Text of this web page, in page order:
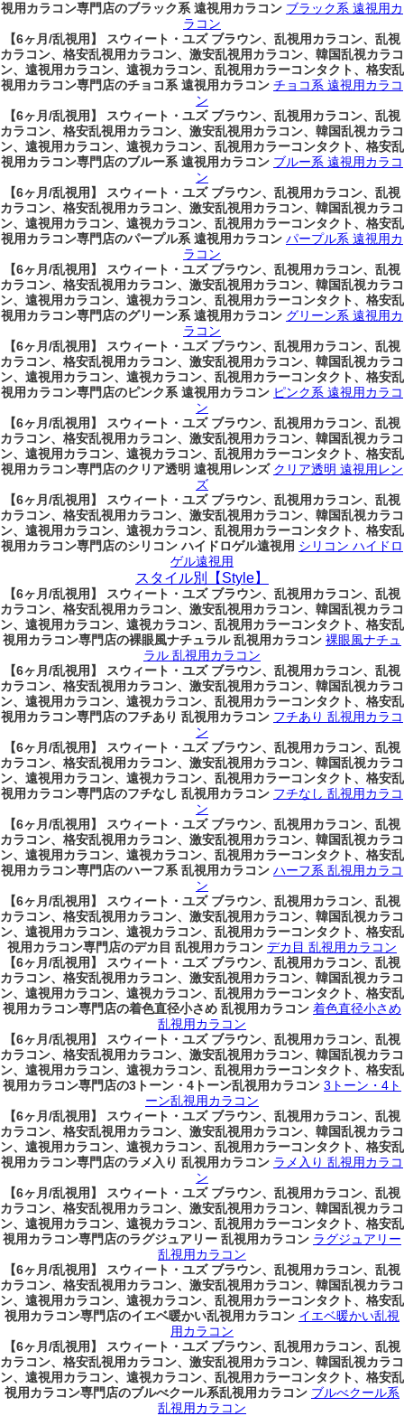
視用カラコン専門店のブラック系 遠視用カラコン ブラック系 遠視用カ
ラコン
【6ヶ月/乱視用】 スウィート・ユズ ブラウン、乱視用カラコン、乱視
カラコン、格安乱視用カラコン、激安乱視用カラコン、韓国乱視カラコ
ン、遠視用カラコン、遠視カラコン、乱視用カラーコンタクト、格安乱
視用カラコン専門店のチョコ系 遠視用カラコン チョコ系 遠視用カラコ
ン
【6ヶ月/乱視用】 スウィート・ユズ ブラウン、乱視用カラコン、乱視
カラコン、格安乱視用カラコン、激安乱視用カラコン、韓国乱視カラコ
ン、遠視用カラコン、遠視カラコン、乱視用カラーコンタクト、格安乱
視用カラコン専門店のブルー系 遠視用カラコン ブルー系 遠視用カラコ
ン
【6ヶ月/乱視用】 スウィート・ユズ ブラウン、乱視用カラコン、乱視
カラコン、格安乱視用カラコン、激安乱視用カラコン、韓国乱視カラコ
ン、遠視用カラコン、遠視カラコン、乱視用カラーコンタクト、格安乱
視用カラコン専門店のパープル系 遠視用カラコン パープル系 遠視用カ
ラコン
【6ヶ月/乱視用】 スウィート・ユズ ブラウン、乱視用カラコン、乱視
カラコン、格安乱視用カラコン、激安乱視用カラコン、韓国乱視カラコ
ン、遠視用カラコン、遠視カラコン、乱視用カラーコンタクト、格安乱
視用カラコン専門店のグリーン系 遠視用カラコン グリーン系 遠視用カ
ラコン
【6ヶ月/乱視用】 スウィート・ユズ ブラウン、乱視用カラコン、乱視
カラコン、格安乱視用カラコン、激安乱視用カラコン、韓国乱視カラコ
ン、遠視用カラコン、遠視カラコン、乱視用カラーコンタクト、格安乱
視用カラコン専門店のピンク系 遠視用カラコン ピンク系 遠視用カラコ
ン
【6ヶ月/乱視用】 スウィート・ユズ ブラウン、乱視用カラコン、乱視
カラコン、格安乱視用カラコン、激安乱視用カラコン、韓国乱視カラコ
ン、遠視用カラコン、遠視カラコン、乱視用カラーコンタクト、格安乱
視用カラコン専門店のクリア透明 遠視用レンズ クリア透明 遠視用レン
ズ
【6ヶ月/乱視用】 スウィート・ユズ ブラウン、乱視用カラコン、乱視
カラコン、格安乱視用カラコン、激安乱視用カラコン、韓国乱視カラコ
ン、遠視用カラコン、遠視カラコン、乱視用カラーコンタクト、格安乱
視用カラコン専門店のシリコン ハイドロゲル遠視用 シリコン ハイドロ
ゲル遠視用
スタイル別【Style】
【6ヶ月/乱視用】 スウィート・ユズ ブラウン、乱視用カラコン、乱視
カラコン、格安乱視用カラコン、激安乱視用カラコン、韓国乱視カラコ
ン、遠視用カラコン、遠視カラコン、乱視用カラーコンタクト、格安乱
視用カラコン専門店の裸眼風ナチュラル 乱視用カラコン 裸眼風ナチュ
ラル 乱視用カラコン
【6ヶ月/乱視用】 スウィート・ユズ ブラウン、乱視用カラコン、乱視
カラコン、格安乱視用カラコン、激安乱視用カラコン、韓国乱視カラコ
ン、遠視用カラコン、遠視カラコン、乱視用カラーコンタクト、格安乱
視用カラコン専門店のフチあり 乱視用カラコン フチあり 乱視用カラコ
ン
【6ヶ月/乱視用】 スウィート・ユズ ブラウン、乱視用カラコン、乱視
カラコン、格安乱視用カラコン、激安乱視用カラコン、韓国乱視カラコ
ン、遠視用カラコン、遠視カラコン、乱視用カラーコンタクト、格安乱
視用カラコン専門店のフチなし 乱視用カラコン フチなし 乱視用カラコ
ン
【6ヶ月/乱視用】 スウィート・ユズ ブラウン、乱視用カラコン、乱視
カラコン、格安乱視用カラコン、激安乱視用カラコン、韓国乱視カラコ
ン、遠視用カラコン、遠視カラコン、乱視用カラーコンタクト、格安乱
視用カラコン専門店のハーフ系 乱視用カラコン ハーフ系 乱視用カラコ
ン
【6ヶ月/乱視用】 スウィート・ユズ ブラウン、乱視用カラコン、乱視
カラコン、格安乱視用カラコン、激安乱視用カラコン、韓国乱視カラコ
ン、遠視用カラコン、遠視カラコン、乱視用カラーコンタクト、格安乱
視用カラコン専門店のデカ目 乱視用カラコン デカ目 乱視用カラコン
【6ヶ月/乱視用】 スウィート・ユズ ブラウン、乱視用カラコン、乱視
カラコン、格安乱視用カラコン、激安乱視用カラコン、韓国乱視カラコ
ン、遠視用カラコン、遠視カラコン、乱視用カラーコンタクト、格安乱
視用カラコン専門店の着色直径小さめ 乱視用カラコン 着色直径小さめ
乱視用カラコン
【6ヶ月/乱視用】 スウィート・ユズ ブラウン、乱視用カラコン、乱視
カラコン、格安乱視用カラコン、激安乱視用カラコン、韓国乱視カラコ
ン、遠視用カラコン、遠視カラコン、乱視用カラーコンタクト、格安乱
視用カラコン専門店の3トーン・4トーン乱視用カラコン 3トーン・4ト
ーン乱視用カラコン
【6ヶ月/乱視用】 スウィート・ユズ ブラウン、乱視用カラコン、乱視
カラコン、格安乱視用カラコン、激安乱視用カラコン、韓国乱視カラコ
ン、遠視用カラコン、遠視カラコン、乱視用カラーコンタクト、格安乱
視用カラコン専門店のラメ入り 乱視用カラコン ラメ入り 乱視用カラコ
ン
【6ヶ月/乱視用】 スウィート・ユズ ブラウン、乱視用カラコン、乱視
カラコン、格安乱視用カラコン、激安乱視用カラコン、韓国乱視カラコ
ン、遠視用カラコン、遠視カラコン、乱視用カラーコンタクト、格安乱
視用カラコン専門店のラグジュアリー 乱視用カラコン ラグジュアリー
乱視用カラコン
【6ヶ月/乱視用】 スウィート・ユズ ブラウン、乱視用カラコン、乱視
カラコン、格安乱視用カラコン、激安乱視用カラコン、韓国乱視カラコ
ン、遠視用カラコン、遠視カラコン、乱視用カラーコンタクト、格安乱
視用カラコン専門店のイエベ暖かい乱視用カラコン イエベ暖かい乱視
用カラコン
【6ヶ月/乱視用】 スウィート・ユズ ブラウン、乱視用カラコン、乱視
カラコン、格安乱視用カラコン、激安乱視用カラコン、韓国乱視カラコ
ン、遠視用カラコン、遠視カラコン、乱視用カラーコンタクト、格安乱
視用カラコン専門店のブルべクール系乱視用カラコン ブルべクール系
乱視用カラコン